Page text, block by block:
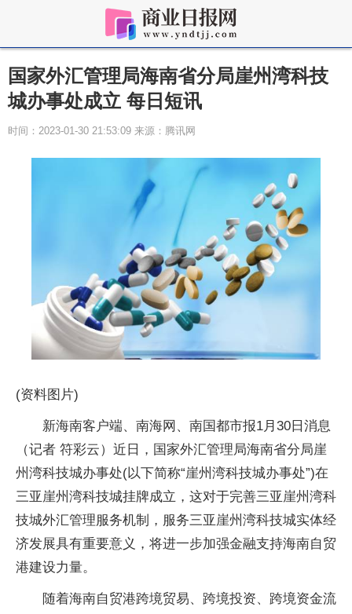
国家外汇管理局海南省分局崖州湾科技
城办事处成立 每日短讯
时间：2023-01-30 21:53:09 来源：腾讯网
(资料图片)
新海南客户端、南海网、南国都市报1月30日消息
（记者 符彩云）近日，国家外汇管理局海南省分局崖
州湾科技城办事处(以下简称“崖州湾科技城办事处”)在
三亚崖州湾科技城挂牌成立，这对于完善三亚崖州湾科
技城外汇管理服务机制，服务三亚崖州湾科技城实体经
济发展具有重要意义，将进一步加强金融支持海南自贸
港建设力量。
随着海南自贸港跨境贸易、跨境投资、跨境资金流